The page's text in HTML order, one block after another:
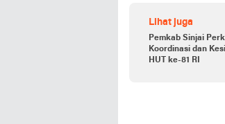
Lihat juga
Pemkab Sinjai
Koordinasi dan
HUT ke-81 RI